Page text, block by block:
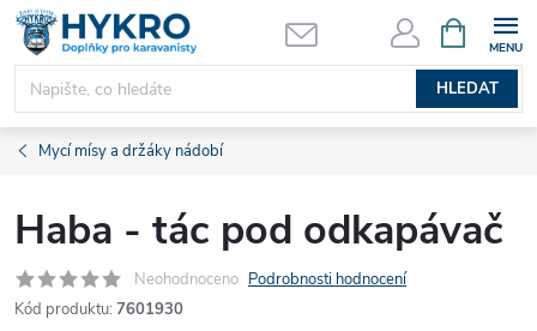
Přejít
obsah
HLEDAT
NÁKUPNÍ
KOŠÍK
Mycí mísy a držáky nádobí
Haba - tác pod odkapávač
Neohodnoceno Podrobnosti hodnocení
Kód produktu: 7601930